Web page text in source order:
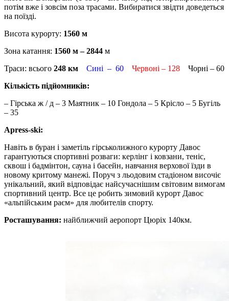
потім вже і зовсім поза трасами. Вибиратися звідти доведеться
на поїзді.
Висота курорту: 1560 м
Зона катання: 1560 м – 2844 м
Траси: всього 248 км Сині – 60 Червоні – 128 Чорні – 60
Кількість підйомників:
– Гірська ж / д – 3 Маятник – 10 Гондола – 5 Крісло – 5 Бугіль
– 35
Apress-ski:
Навіть в буран і заметіль гірськолижного курорту Давос
гарантуються спортивні розваги: ​​керлінг і ковзани, теніс,
сквош і бадмінтон, сауна і басейн, навчання верхової їзди в
новому критому манежі. Поруч з льодовим стадіоном височіє
унікальний, який відповідає найсучаснішим світовим вимогам
спортивний центр. Все це робить зимовий курорт Давос
«альпійським раєм» для любителів спорту.
Росташування: найближчий аеропорт Цюріх 140км.